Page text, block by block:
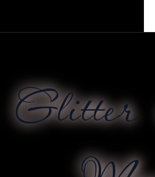
Glitter